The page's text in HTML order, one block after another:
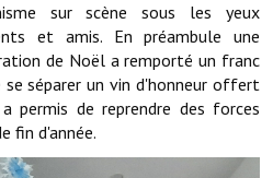
municipaux
sur scène sous les yeux
et amis. En préambule une
de Noël a remporté un franc
se séparer un vin d'honneur offert
permis de reprendre des forces
fin d'année.